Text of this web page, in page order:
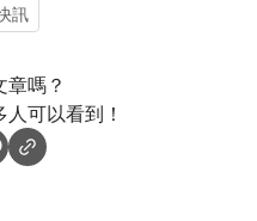
訊
嗎？
可以看到！